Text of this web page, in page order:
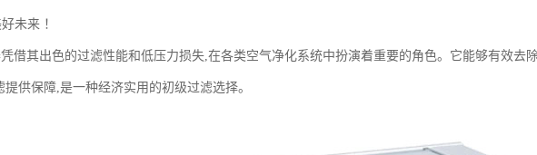
未来 ！
借其出色的过滤性能和低压力损失,在各类空气净化系统中扮演着重要的角色。它能够有效去
供保障,是一种经济实用的初级过滤选择。